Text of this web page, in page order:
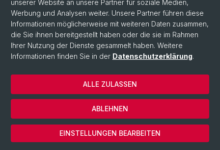
© Universität Basel
Datenschutzerklärung
unserer Website an unsere Partner für soziale Medien,
Werbung und Analysen weiter. Unsere Partner führen diese
Informationen möglicherweise mit weiteren Daten zusammen,
die Sie ihnen bereitgestellt haben oder die sie im Rahmen
Ihrer Nutzung der Dienste gesammelt haben. Weitere
Informationen finden Sie in der Datenschutzerklärung.
EINSTELLUNGEN BEARBEITEN
ABLEHNEN
ALLE ZULASSEN